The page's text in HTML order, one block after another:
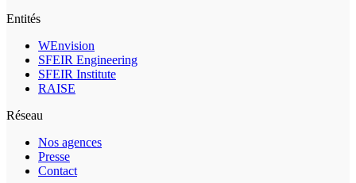
Entités
WEnvision
SFEIR Engineering
SFEIR Institute
RAISE
Réseau
Nos agences
Presse
Contact